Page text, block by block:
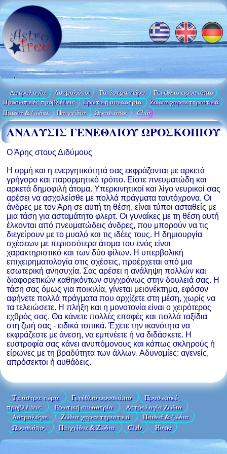
Αστρολογία Aστρολόγοι Τα άστρα τώρα
Γενέθλιο ωροσκόπιο
Προσωπικές προβλέψεις
Ερωτική συναστρία
Ζώδια χαρακτηριστικά
Παιδιά & ζώδια
Παιχνίδια Ωροσκόπος Club
ΑΝΑΛΥΣΙΣ ΓΕΝΕΘΛΙΟΥ ΩΡΟΣΚΟΠΙΟΥ
Ο Άρης στους Διδύμους
Η ορμή και η ενεργητικότητά σας εκφράζονται με αρκετά
γρήγορο και παρορμητικό τρόπο. Είστε πνευματώδη και
αρκετά δημοφιλή άτομα. Υπερκινητικοί και λίγο νευρικοί σας
αρέσει να ασχολείσθε με πολλά πράγματα ταυτόχρονα. Οι
άνδρες με τον Άρη σε αυτή τη θέση, είναι τύποι ασταθείς με
μια τάση για ασταμάτητο φλερτ. Οι γυναίκες με τη θέση αυτή
έλκονται από πνευματώδεις άνδρες, που μπορούν να τις
διεγείρουν με το μυαλό και τις ιδέες τους. Η δημιουργία
σχέσεων με περισσότερα άτομα του ενός είναι
χαρακτηριστικό και των δύο φίλων. Η υπερβολική
επιχειρηματολογία στις σχέσεις, προέρχεται από μια
εσωτερική ανησυχία. Σας αρέσει η ανάληψη πολλών και
διαφορετικών καθηκόντων συγχρόνως στην δουλειά σας. Η
τάση σας όμως για ποικιλία, γίνεται μειονέκτημα, εφόσον
αφήνετε πολλά πράγματα που αρχίζετε στη μέση, χωρίς να
τα τελειώσετε. Η πλήξη και η μονοτονία είναι ο χειρότερος
εχθρός σας. Θα κάνετε πολλές επαφές και πολλά ταξίδια
στη ζωή σας - ειδικά τοπικά. Έχετε την ικανότητα να
εκφράζεστε με άνεση, να εμπνέετε ή να διδάσκετε. Η
ευστροφία σας κάνει ανυπόμονους και κάπως σκληρούς ή
είρωνες με τη βραδύτητα των άλλων. Αδυναμίες: αγενείς,
απρόσεκτοι ή αυθάδεις.
Τα άστρα τώρα Γενέθλιο ωροσκόπιο
Προσωπικές
προβλέψεις
Ερωτική συναστρία
Αστρολογία Ζώδια
Aστρολόγοι
Ζώδια χαρακτηριστικά
Παιδιά & ζώδια
Ωροσκόπος
Παιχνίδια & Ζώδια Club Home